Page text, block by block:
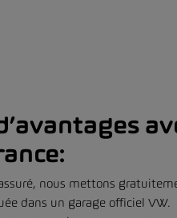
nous mettons
dans un garage officiel VW.